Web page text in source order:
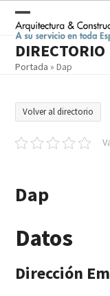
contentOpen
mobile
menu
Close
mobile
menu
DIRECTORIO
Portada »Dap
Volver al directorio
Dap
Datos
Dirección